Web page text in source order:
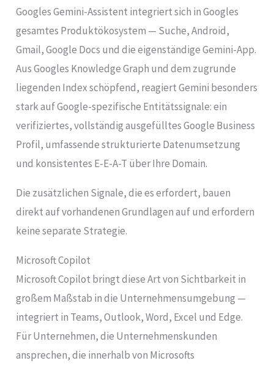
Googles Gemini-Assistent integriert sich in Googles
gesamtes Produktökosystem — Suche, Android,
Gmail, Google Docs und die eigenständige Gemini-App.
Aus Googles Knowledge Graph und dem zugrunde
liegenden Index schöpfend, reagiert Gemini besonders
stark auf Google-spezifische Entitätssignale: ein
verifiziertes, vollständig ausgefülltes Google Business
Profil, umfassende strukturierte Datenumsetzung
und konsistentes E-E-A-T über Ihre Domain.
Die zusätzlichen Signale, die es erfordert, bauen
direkt auf vorhandenen Grundlagen auf und erfordern
keine separate Strategie.
Microsoft Copilot
Microsoft Copilot bringt diese Art von Sichtbarkeit in
großem Maßstab in die Unternehmensumgebung —
integriert in Teams, Outlook, Word, Excel und Edge.
Für Unternehmen, die Unternehmenskunden
ansprechen, die innerhalb von Microsofts